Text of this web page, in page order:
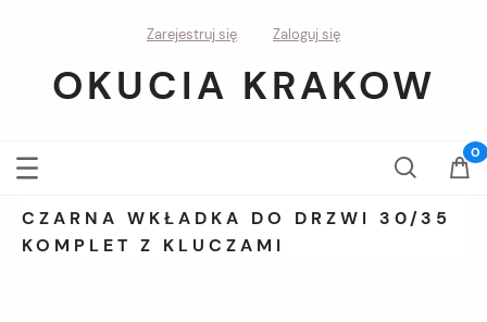
Zarejestruj się Zaloguj się
OKUCIA KRAKOW
CZARNA WKŁADKA DO DRZWI 30/35
KOMPLET Z KLUCZAMI